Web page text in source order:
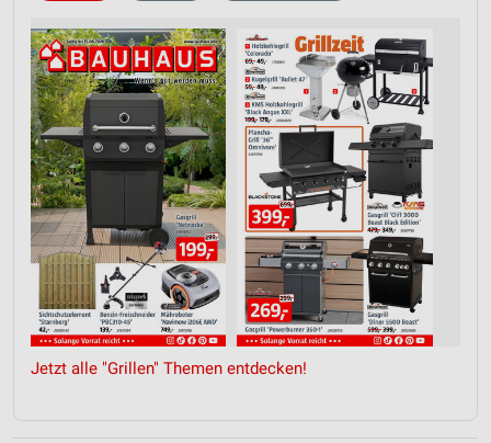
Jetzt alle "Grillen" Themen entdecken!